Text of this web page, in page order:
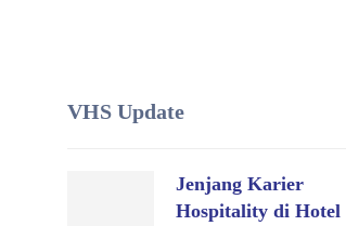
VHS Update
Jenjang Karier
Hospitality di Hotel